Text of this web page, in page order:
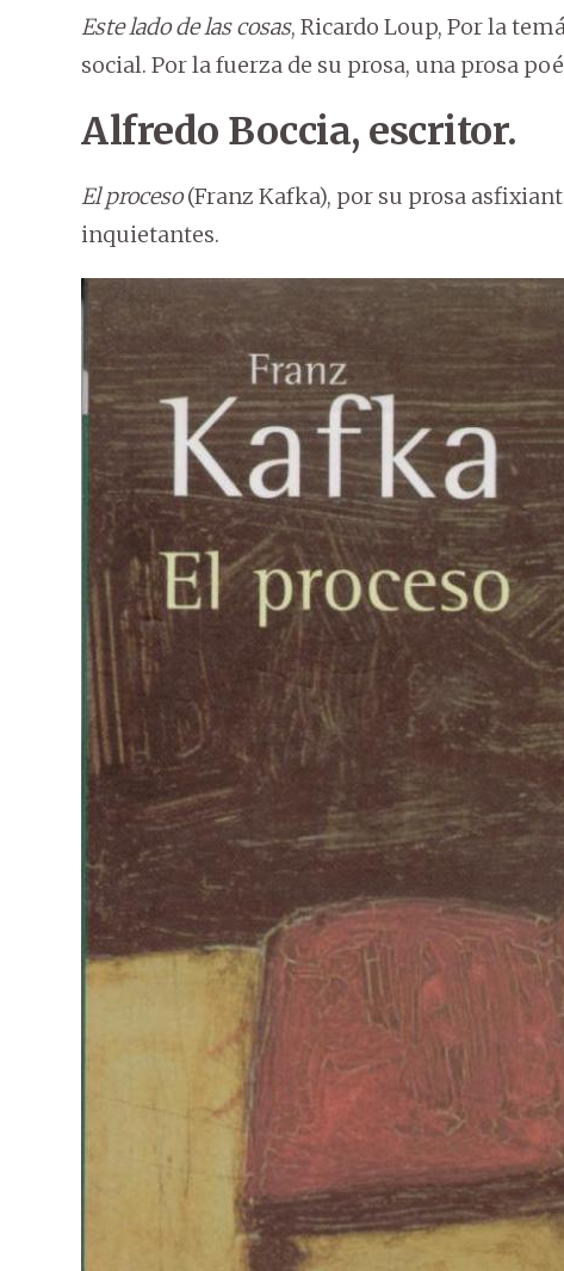
Este lado de las cosas, Ricardo Loup, Por la
social. Por la fuerza de su prosa, una prosa
Alfredo Boccia, escritor.
El proceso(Franz Kafka), por su prosa
inquietantes.